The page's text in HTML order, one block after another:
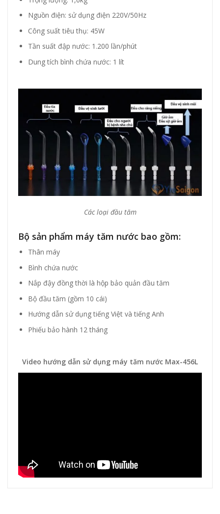
Nguồn điện: sử dụng điện 220V/50Hz
Công suất tiêu thụ: 45W
Tần suất đập nước: 1.200 lần/phút
Dung tích bình chứa nước: 1 lít
Các loại đầu tăm
Bộ sản phẩm máy tăm nước bao gồm:
Thân máy
Bình chứa nước
Nắp đậy đồng thời là hộp bảo quản đầu tăm
Bộ đầu tăm (gồm 10 cái)
Hướng dẫn sử dụng tiếng Việt và tiếng Anh
Phiếu bảo hành 12 tháng
Video hướng dẫn sử dụng máy tăm nước Max-456L